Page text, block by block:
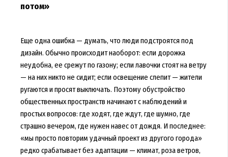
потом»
Еще одна ошибка — думать, что люди подстроятся под
дизайн. Обычно происходит наоборот: если дорожка
неудобна, ее срежут по газону; если лавочки стоят на ветру
— на них никто не сидит; если освещение слепит — жители
ругаются и просят выключать. Поэтому обустройство
общественных пространств начинают с наблюдений и
простых вопросов: где ходят, где ждут, где шумно, где
страшно вечером, где нужен навес от дождя. И последнее:
«мы просто повторим удачный проект из другого города»
редко срабатывает без адаптации — климат, роза ветров,